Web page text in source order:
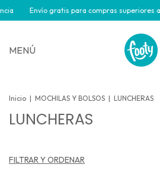
Envío gratis para compras superiores a
MENÚ
Inicio | MOCHILAS Y BOLSOS | LUNCHERAS
LUNCHERAS
FILTRAR Y ORDENAR